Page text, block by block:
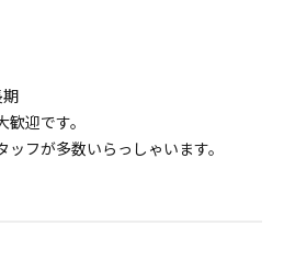
迎です。
フが多数いらっしゃいます。